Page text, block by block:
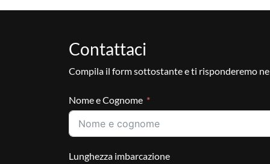
Contattaci
Compila il form sottostante e ti risponderemo
Nome e Cognome
Lunghezza imbarcazione